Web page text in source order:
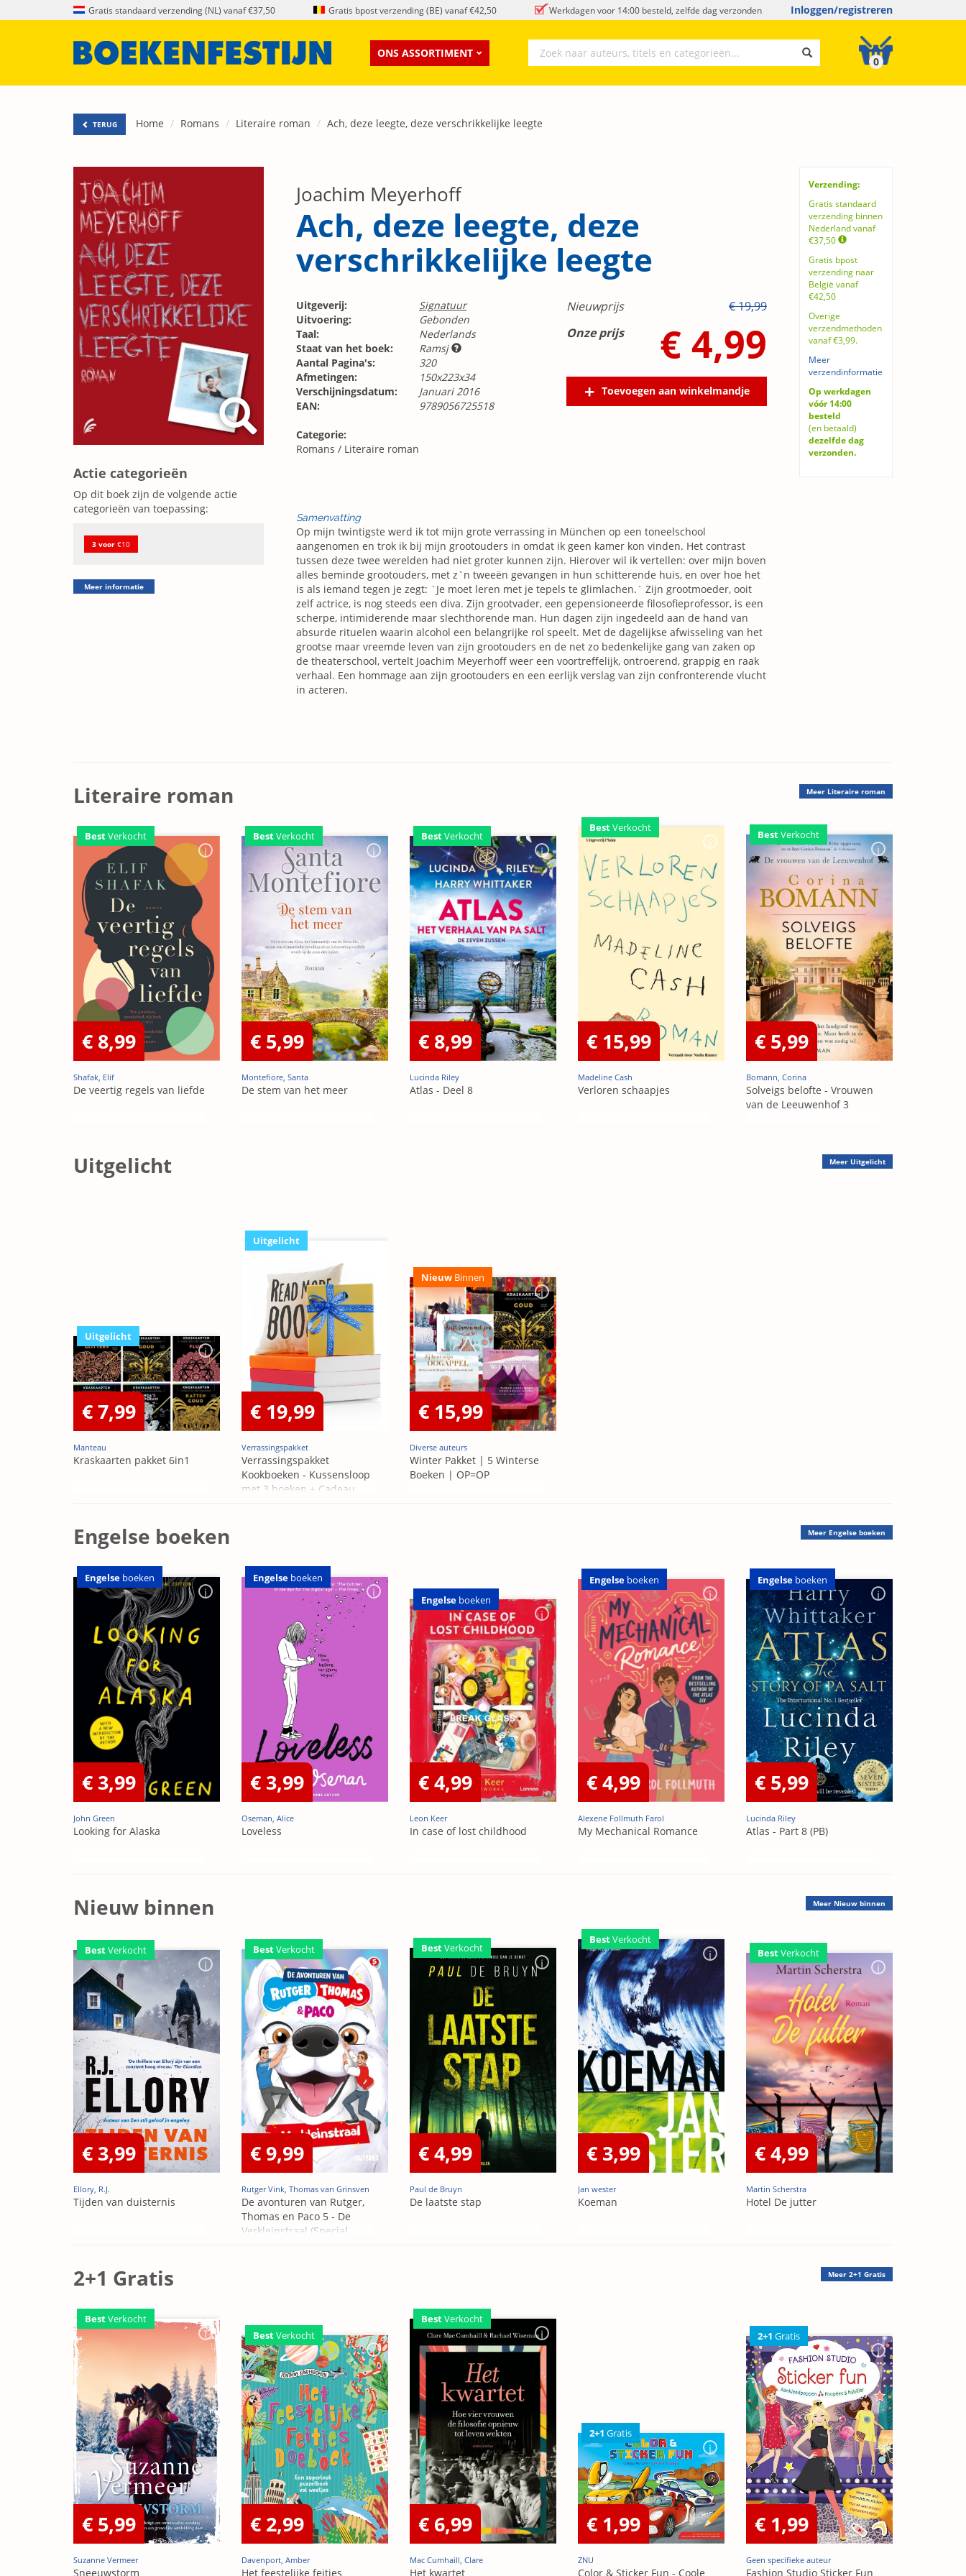
Gratis standaard verzending (NL) vanaf €37,50 Gratis bpost verzending (BE) vanaf €42,50 Werkdagen voor 14:00 besteld, zelfde dag verzonden Inloggen/registreren
ONS ASSORTIMENT
0
TERUG Home Romans Literaire roman Ach, deze leegte, deze verschrikkelijke leegte
Actie categorieën
Op dit boek zijn de volgende actie
categorieën van toepassing:
3 voor €10
Meer informatie
Verzending:
Gratis standaard
verzending binnen
Nederland vanaf
€37,50
Gratis bpost
verzending naar
België vanaf
€42,50
Overige
verzendmethoden
vanaf €3,99.
Meer
verzendinformatie
Op werkdagen
vóór 14:00
besteld
(en betaald)
dezelfde dag
verzonden.
Joachim Meyerhoff
Ach, deze leegte, deze
verschrikkelijke leegte
Uitgeverij:
Signatuur
Uitvoering:
Gebonden
Taal:
Nederlands
Staat van het boek:
Ramsj
Aantal Pagina's:
320
Afmetingen:
150x223x34
Verschijningsdatum:
Januari 2016
EAN:
9789056725518
Nieuwprijs
€ 19,99
Onze prijs
€ 4,99
Toevoegen aan winkelmandje
Categorie:
Romans / Literaire roman
Samenvatting
Op mijn twintigste werd ik tot mijn grote verrassing in München op een toneelschool
aangenomen en trok ik bij mijn grootouders in omdat ik geen kamer kon vinden. Het contrast
tussen deze twee werelden had niet groter kunnen zijn. Hierover wil ik vertellen: over mijn boven
alles beminde grootouders, met z`n tweeën gevangen in hun schitterende huis, en over hoe het
is als iemand tegen je zegt: `Je moet leren met je tepels te glimlachen.` Zijn grootmoeder, ooit
zelf actrice, is nog steeds een diva. Zijn grootvader, een gepensioneerde filosofieprofessor, is een
scherpe, intimiderende maar slechthorende man. Hun dagen zijn ingedeeld aan de hand van
absurde rituelen waarin alcohol een belangrijke rol speelt. Met de dagelijkse afwisseling van het
grootse maar vreemde leven van zijn grootouders en de net zo bedenkelijke gang van zaken op
de theaterschool, vertelt Joachim Meyerhoff weer een voortreffelijk, ontroerend, grappig en raak
verhaal. Een hommage aan zijn grootouders en een eerlijk verslag van zijn confronterende vlucht
in acteren.
Literaire roman Meer Literaire roman
BestVerkocht
€ 8,99
Shafak, Elif
De veertig regels van liefde
BestVerkocht
€ 5,99
Montefiore, Santa
De stem van het meer
BestVerkocht
€ 8,99
Lucinda Riley
Atlas - Deel 8
BestVerkocht
€ 15,99
Madeline Cash
Verloren schaapjes
BestVerkocht
€ 5,99
Bomann, Corina
Solveigs belofte - Vrouwen
van de Leeuwenhof 3
Uitgelicht Meer Uitgelicht
Uitgelicht
€ 7,99
Manteau
Kraskaarten pakket 6in1
Uitgelicht
€ 19,99
Verrassingspakket
Verrassingspakket
Kookboeken - Kussensloop
met 3 boeken + Cadeau
Nieuw Binnen
€ 15,99
Diverse auteurs
Winter Pakket | 5 Winterse
Boeken | OP=OP
Engelse boeken Meer Engelse boeken
Engelse boeken
€ 3,99
John Green
Looking for Alaska
Engelse boeken
€ 3,99
Oseman, Alice
Loveless
Engelse boeken
€ 4,99
Leon Keer
In case of lost childhood
Engelse boeken
€ 4,99
Alexene Follmuth Farol
My Mechanical Romance
Engelse boeken
€ 5,99
Lucinda Riley
Atlas - Part 8 (PB)
Nieuw binnen Meer Nieuw binnen
BestVerkocht
€ 3,99
Ellory, R.J.
Tijden van duisternis
BestVerkocht
€ 9,99
Rutger Vink, Thomas van Grinsven
De avonturen van Rutger,
Thomas en Paco 5 - De
Verkleinstraal (Special
BestVerkocht
€ 4,99
Paul de Bruyn
De laatste stap
BestVerkocht
€ 3,99
Jan wester
Koeman
BestVerkocht
€ 4,99
Martin Scherstra
Hotel De jutter
2+1 Gratis Meer 2+1 Gratis
BestVerkocht
€ 5,99
Suzanne Vermeer
Sneeuwstorm
BestVerkocht
€ 2,99
Davenport, Amber
Het feestelijke feitjes
BestVerkocht
€ 6,99
Mac Cumhaill, Clare
Het kwartet
2+1 Gratis
€ 1,99
ZNU
Color & Sticker Fun - Coole
2+1 Gratis
€ 1,99
Geen specifieke auteur
Fashion Studio Sticker Fun